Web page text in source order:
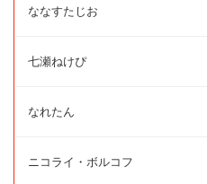
ななすたじお
七瀬ねけぴ
なれたん
ニコライ・ボルコフ